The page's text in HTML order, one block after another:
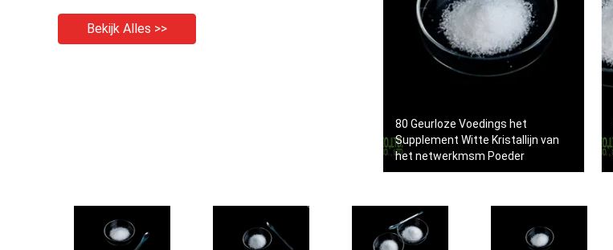
Bekijk Alles >>
80 Geurloze Voedings het
Supplement Witte Kristallijn van
het netwerkmsm Poeder